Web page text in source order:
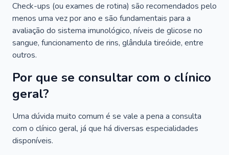
Check-ups (ou exames de rotina) são recomendados pelo
menos uma vez por ano e são fundamentais para a
avaliação do sistema imunológico, níveis de glicose no
sangue, funcionamento de rins, glândula tireóide, entre
outros.
Por que se consultar com o clínico
geral?
Uma dúvida muito comum é se vale a pena a consulta
com o clínico geral, já que há diversas especialidades
disponíveis.